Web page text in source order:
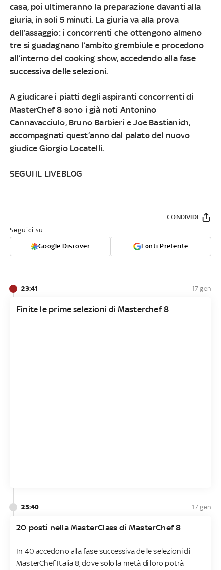
casa, poi ultimeranno la preparazione davanti alla
giuria, in soli 5 minuti. La giuria va alla prova
dell’assaggio: i concorrenti che ottengono almeno
tre sì guadagnano l’ambito grembiule e procedono
all’interno del cooking show, accedendo alla fase
successiva delle selezioni.
A giudicare i piatti degli aspiranti concorrenti di
MasterChef 8 sono i già noti Antonino
Cannavacciulo, Bruno Barbieri e Joe Bastianich,
accompagnati quest’anno dal palato del nuovo
giudice Giorgio Locatelli.
SEGUI IL LIVEBLOG
Seguici su:
Google Discover Fonti Preferite
CONDIVIDI
23:41 17 gen
Finite le prime selezioni di Masterchef 8
23:40 17 gen
20 posti nella MasterClass di MasterChef 8
In 40 accedono alla fase successiva delle selezioni di
MasterChef Italia 8, dove solo la metà di loro potrà